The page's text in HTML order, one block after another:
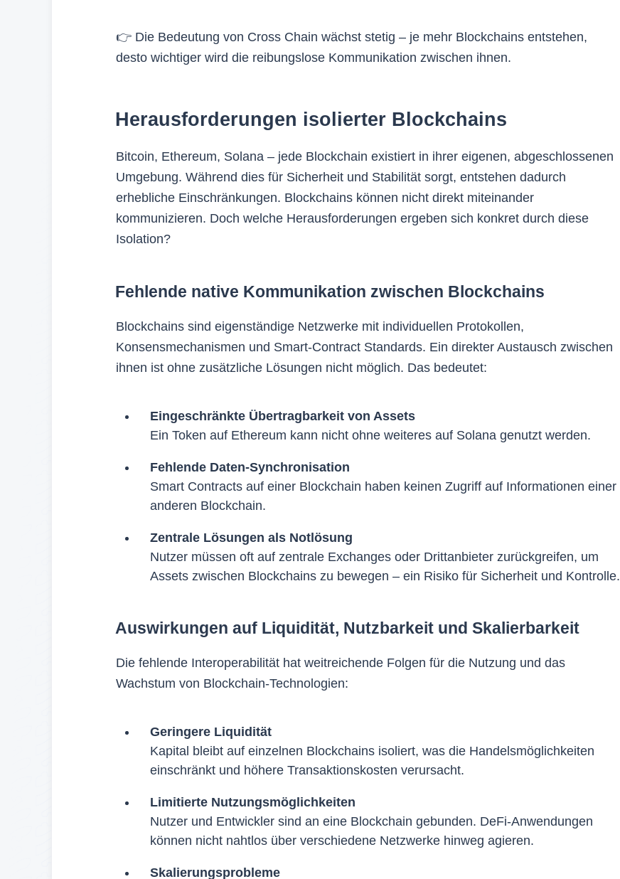
👉 Die Bedeutung von Cross Chain wächst stetig – je mehr Blockchains entstehen,
desto wichtiger wird die reibungslose Kommunikation zwischen ihnen.
Herausforderungen isolierter Blockchains
Bitcoin, Ethereum, Solana – jede Blockchain existiert in ihrer eigenen, abgeschlossenen
Umgebung. Während dies für Sicherheit und Stabilität sorgt, entstehen dadurch
erhebliche Einschränkungen. Blockchains können nicht direkt miteinander
kommunizieren. Doch welche Herausforderungen ergeben sich konkret durch diese
Isolation?
Fehlende native Kommunikation zwischen Blockchains
Blockchains sind eigenständige Netzwerke mit individuellen Protokollen,
Konsensmechanismen und Smart-Contract Standards. Ein direkter Austausch zwischen
ihnen ist ohne zusätzliche Lösungen nicht möglich. Das bedeutet:
Eingeschränkte Übertragbarkeit von Assets
Ein Token auf Ethereum kann nicht ohne weiteres auf Solana genutzt werden.
Fehlende Daten-Synchronisation
Smart Contracts auf einer Blockchain haben keinen Zugriff auf Informationen einer
anderen Blockchain.
Zentrale Lösungen als Notlösung
Nutzer müssen oft auf zentrale Exchanges oder Drittanbieter zurückgreifen, um
Assets zwischen Blockchains zu bewegen – ein Risiko für Sicherheit und Kontrolle.
Auswirkungen auf Liquidität, Nutzbarkeit und Skalierbarkeit
Die fehlende Interoperabilität hat weitreichende Folgen für die Nutzung und das
Wachstum von Blockchain-Technologien:
Geringere Liquidität
Kapital bleibt auf einzelnen Blockchains isoliert, was die Handelsmöglichkeiten
einschränkt und höhere Transaktionskosten verursacht.
Limitierte Nutzungsmöglichkeiten
Nutzer und Entwickler sind an eine Blockchain gebunden. DeFi-Anwendungen
können nicht nahtlos über verschiedene Netzwerke hinweg agieren.
Skalierungsprobleme